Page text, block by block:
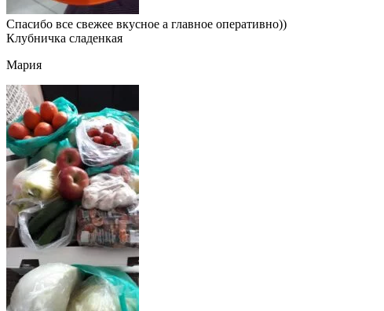
Спасибо все свежее вкусное а главное оперативно))
Клубничка сладенкая
Мария